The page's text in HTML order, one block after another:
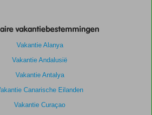
vakantiebestemmingen
Vakantie Alanya
Vakantie Andalusië
Vakantie Antalya
Canarische Eilanden
Vakantie Curaçao